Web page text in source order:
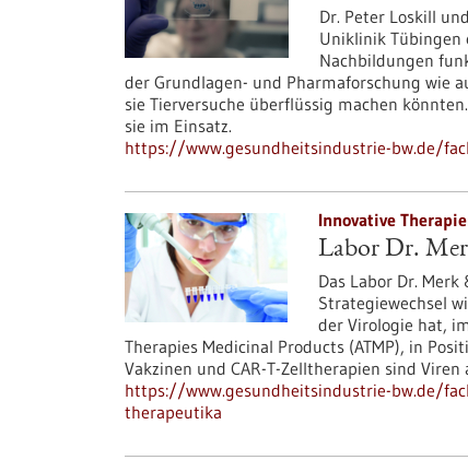
Dr. Peter Loskill
Uniklinik Tübingen
Nachbildungen
der Grundlagen- und Pharmaforschung wie
sie Tierversuche überflüssig machen
sie im Einsatz.
https://www.gesundheitsindustrie-bw.de/
Innovative
Labor Dr.
Das Labor Dr.
Strategiewechsel
der Virologie hat,
Therapies Medicinal Products (ATMP), in
Vakzinen und CAR-T-Zelltherapien sind
https://www.gesundheitsindustrie-bw.de/
therapeutika